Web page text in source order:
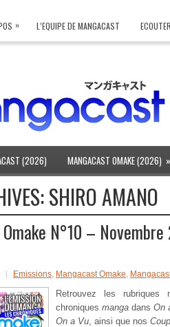
» L’EQUIPE DE MANGACAST
(2026) MANGACAST OMAKE (2026) »
SHIRO AMANO
N°10 –
Emissions, Mangacast Omake,
Retrouvez les rubriques
chroniques manga dans On
On a Vu, ainsi que nos